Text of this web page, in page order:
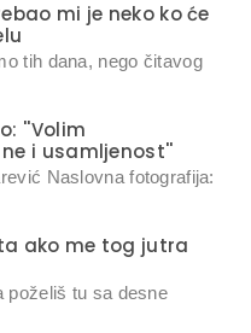
mi je neko ko će
tih dana, nego čitavog
''Volim
i usamljenost''
Naslovna fotografija:
ako me tog jutra
poželiš tu sa desne